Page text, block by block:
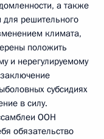
а также
для решительного
климата,
положить
и нерегулируемому
субсидиях
в силу.
ООН
обязательство